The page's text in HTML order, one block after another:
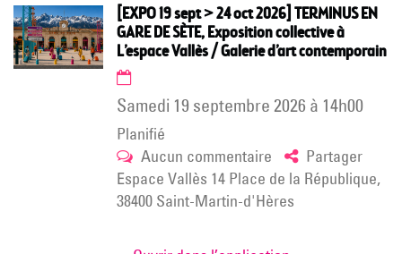
[EXPO 19 sept > 24 oct 2026] TERMINUS EN
GARE DE SÈTE, Exposition collective à
L’espace Vallès / Galerie d’art contemporain
samedi 19 septembre 2026 à 14h00
Planifié
Aucun commentaire sur
[EXPO
19
>
Partager
Espace Vallès 14 Place de la République,
38400 Saint-Martin-d'Hères